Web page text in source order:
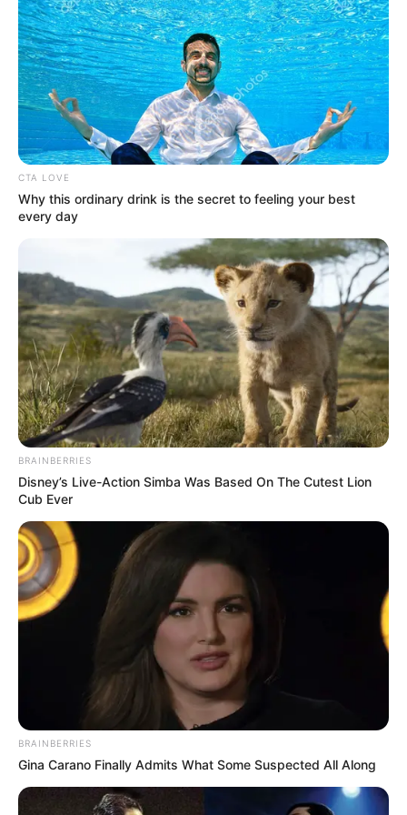
Corzo.
Le sugerimos leer:Por llevar droga fueron
Capturados dos hombres en el sur del Tolima
Voz. Yolanda Corzo
******
COMPARTIR
ALERTA BOGOTÁ EN GOOGLE NEWS
TEMAS RELACIONADOS
IBAGUÉ INFIBAGUÉ
YOLANDA CORZO
ALUMBRADOS NAVIDEÑOS
MANTÉNGASE EN ALERTA
interesan. Para estar bien informado, por
favor, active las notificaciones de Alerta.
ACTIVAR AHORA
TEMAS DESTACADOS
SARAMPIÓN
PARQUE DE DIVERSIONES
ELECCIONES PRESIDENCIALES
FENÓMENO DEL NIÑO
IBAL
CTA LOVE
Why this ordinary drink is the secret to feeling your best
every day
BRAINBERRIES
Disney’s Live-Action Simba Was Based On The Cutest Lion
Cub Ever
BRAINBERRIES
Gina Carano Finally Admits What Some Suspected All Along